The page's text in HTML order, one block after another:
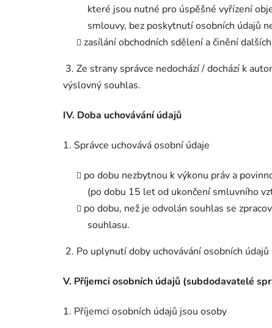
které jsou nutné pro úspěšné vyřízení
smlouvy, bez poskytnutí osobních údajů
zasílání obchodních sdělení a činění
3. Ze strany správce nedochází / dochází k
výslovný souhlas.
IV. Doba uchovávání údajů
1. Správce uchovává osobní údaje
po dobu nezbytnou k výkonu práv a
(po dobu 15 let od ukončení smluvního
po dobu, než je odvolán souhlas se
souhlasu.
2. Po uplynutí doby uchovávání osobních
V. Příjemci osobních údajů (subdodavatelé
1. Příjemci osobních údajů jsou osoby